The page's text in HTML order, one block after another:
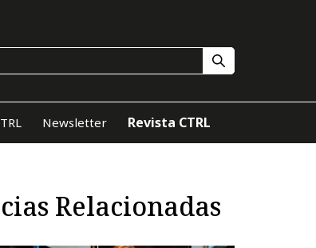
Newsletter Revista CTRL
Relacionadas